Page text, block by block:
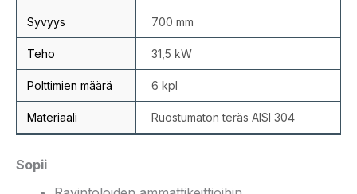
Syvyys 700 mm
Teho 31,5 kW
Polttimien määrä 6 kpl
Materiaali Ruostumaton teräs AISI 304
Sopii